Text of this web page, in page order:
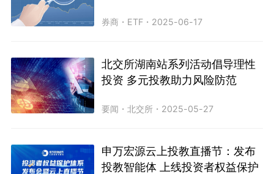
券商 ・ ETF ・ 2025-06-17
北交所湖南站系列活动倡导理性
投资 多元投教助力风险防范
要闻 ・北交所 ・ 2025-05-27
申万宏源云上投教直播节：发布
投教智能体 上线投资者权益保护